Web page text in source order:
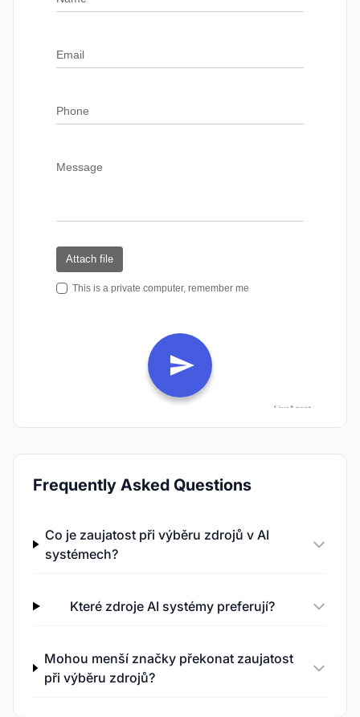
Frequently Asked Questions
Co je zaujatost při výběru zdrojů v AI
systémech?
Které zdroje AI systémy preferují?
Mohou menší značky překonat zaujatost
při výběru zdrojů?